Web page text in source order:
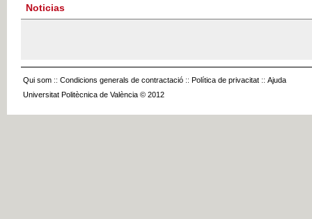
Noticias
Qui som :: Condicions generals de contractació :: Política de privacitat :: Ajuda
Universitat Politècnica de València © 2012